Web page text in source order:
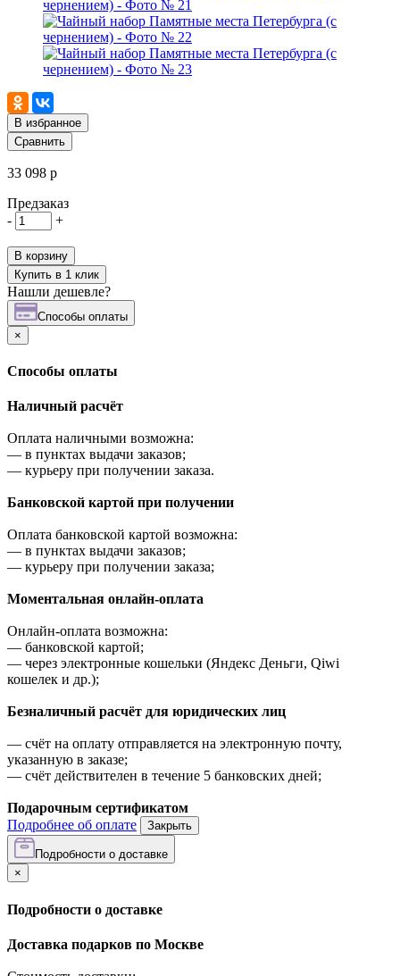
В избранное
Сравнить
33 098 р
Предзаказ
-
+
В корзину
Купить в 1 клик
Нашли дешевле?
Cпособы оплаты
×
Cпособы оплаты
Наличный расчёт
Оплата наличными возможна:
— в пунктах выдачи заказов;
— курьеру при получении заказа.
Банковской картой при получении
Оплата банковской картой возможна:
— в пунктах выдачи заказов;
— курьеру при получении заказа;
Моментальная онлайн-оплата
Онлайн-оплата возможна:
— банковской картой;
— через электронные кошельки (Яндекс Деньги, Qiwi
кошелек и др.);
Безналичный расчёт для юридических лиц
— счёт на оплату отправляется на электронную почту,
указанную в заказе;
— счёт действителен в течение 5 банковских дней;
Подарочным сертификатом
Подробнее об оплате
Закрыть
Подробности о доставке
×
Подробности о доставке
Доставка подарков по Москве